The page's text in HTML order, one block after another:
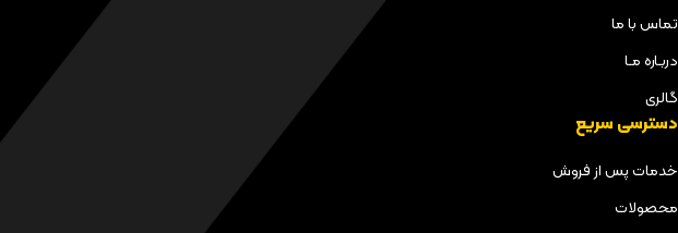
تماس با ما
دربـاره مـا
گالری
دسترسی سریع
خدمات پس از فروش
محصولات